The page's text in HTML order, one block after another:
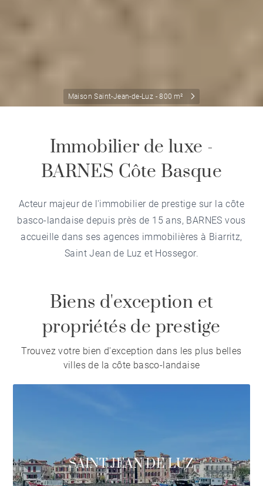
Maison Saint-Jean-de-Luz - 800 m²
Immobilier de luxe -
BARNES Côte Basque
Acteur majeur de l'immobilier de prestige sur la côte
basco-landaise depuis près de 15 ans, BARNES vous
accueille dans ses agences immobilières à Biarritz,
Saint Jean de Luz et Hossegor.
Biens d'exception et
propriétés de prestige
Trouvez votre bien d'exception dans les plus belles
villes de la côte basco-landaise
SAINT JEAN DE LUZ